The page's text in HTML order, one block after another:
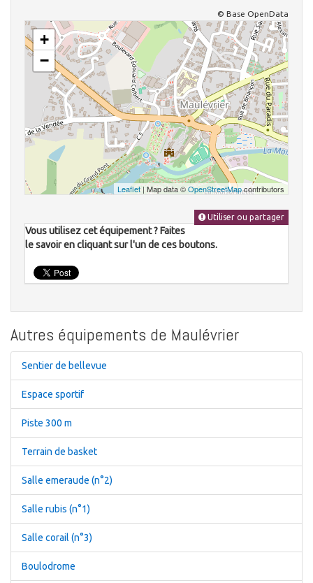
© Base OpenData
+
−
Leaflet| Map data ©OpenStreetMapcontributors
Utiliser ou partager
Vous utilisez cet équipement ? Faites
le savoir en cliquant sur l'un de ces boutons.
Autres équipements de Maulévrier
Sentier de bellevue
Espace sportif
Piste 300 m
Terrain de basket
Salle emeraude (n°2)
Salle rubis (n°1)
Salle corail (n°3)
Boulodrome